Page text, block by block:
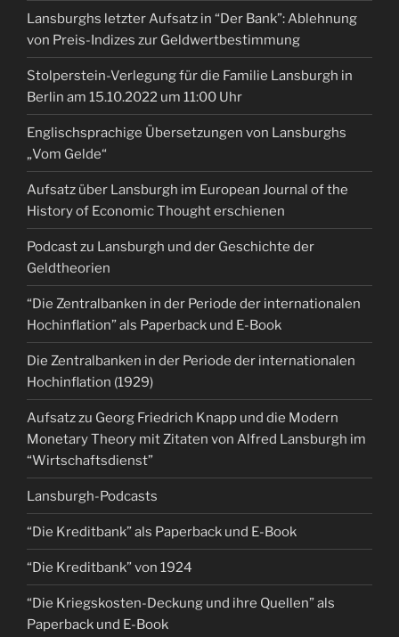
Lansburghs letzter Aufsatz in “Der Bank”: Ablehnung
von Preis-Indizes zur Geldwertbestimmung
Stolperstein-Verlegung für die Familie Lansburgh in
Berlin am 15.10.2022 um 11:00 Uhr
Englischsprachige Übersetzungen von Lansburghs
„Vom Gelde“
Aufsatz über Lansburgh im European Journal of the
History of Economic Thought erschienen
Podcast zu Lansburgh und der Geschichte der
Geldtheorien
“Die Zentralbanken in der Periode der internationalen
Hochinflation” als Paperback und E-Book
Die Zentralbanken in der Periode der internationalen
Hochinflation (1929)
Aufsatz zu Georg Friedrich Knapp und die Modern
Monetary Theory mit Zitaten von Alfred Lansburgh im
“Wirtschaftsdienst”
Lansburgh-Podcasts
“Die Kreditbank” als Paperback und E-Book
“Die Kreditbank” von 1924
“Die Kriegskosten-Deckung und ihre Quellen” als
Paperback und E-Book